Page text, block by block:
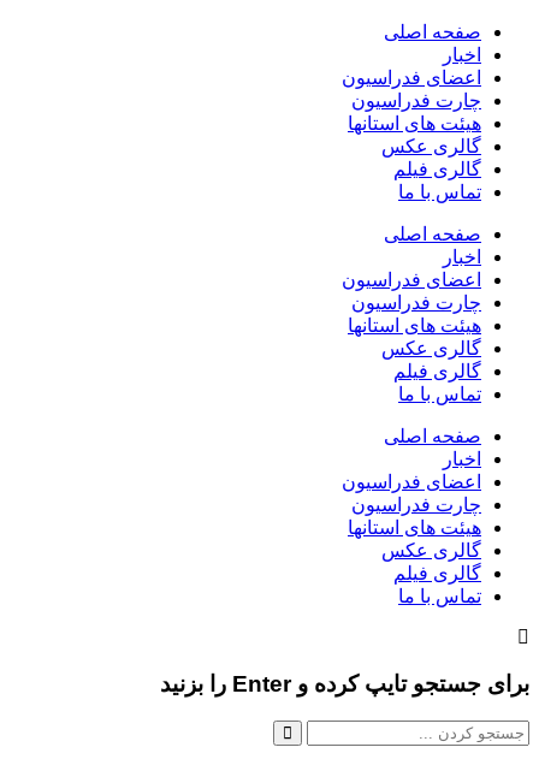
صفحه اصلی
اخبار
اعضای فدراسیون
چارت فدراسیون
هیئت های استانها
گالری عکس
گالری فیلم
تماس با ما
صفحه اصلی
اخبار
اعضای فدراسیون
چارت فدراسیون
هیئت های استانها
گالری عکس
گالری فیلم
تماس با ما
صفحه اصلی
اخبار
اعضای فدراسیون
چارت فدراسیون
هیئت های استانها
گالری عکس
گالری فیلم
تماس با ما
برای جستجو تایپ کرده و Enter را بزنید